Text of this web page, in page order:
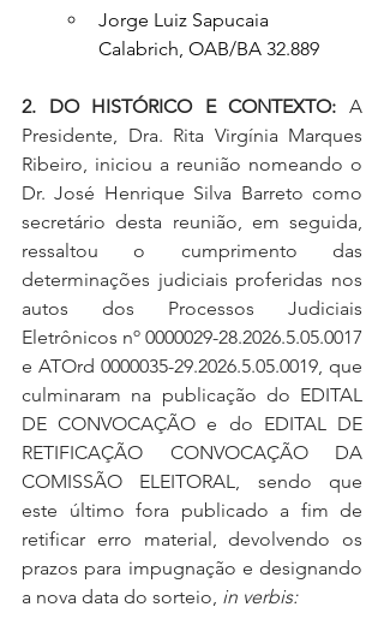
Jorge Luiz Sapucaia
Calabrich, OAB/BA 32.889
2. DO HISTÓRICO E CONTEXTO: A
Presidente, Dra. Rita Virgínia Marques
Ribeiro, iniciou a reunião nomeando o
Dr. José Henrique Silva Barreto como
secretário desta reunião, em seguida,
ressaltou o cumprimento das
determinações judiciais proferidas nos
autos dos Processos Judiciais
Eletrônicos nº 0000029-28.2026.5.05.0017
e ATOrd 0000035-29.2026.5.05.0019, que
culminaram na publicação do EDITAL
DE CONVOCAÇÃO e do EDITAL DE
RETIFICAÇÃO CONVOCAÇÃO DA
COMISSÃO ELEITORAL, sendo que
este último fora publicado a fim de
retificar erro material, devolvendo os
prazos para impugnação e designando
a nova data do sorteio, in verbis: